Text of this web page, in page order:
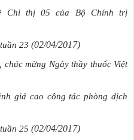
Chỉ thị 05 của Bộ Chính trị
23 (02/04/2017)
mừng Ngày thầy thuốc Việt
giá cao công tác phòng dịch
25 (02/04/2017)